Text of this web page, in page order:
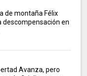
de montaña Félix
en
Avanza, pero